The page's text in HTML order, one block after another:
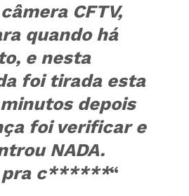
CFTV,
quando há
e nesta
foi tirada esta
depois
foi verificar e
NADA.
pra c******“